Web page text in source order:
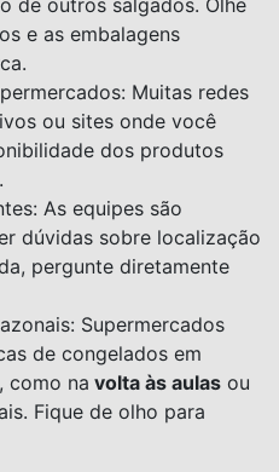
de outros salgados. Olhe
e as embalagens
Muitas redes
ou sites onde você
dos produtos
As equipes são
dúvidas sobre localização
pergunte diretamente
Supermercados
de congelados em
como na volta às aulas ou
Fique de olho para